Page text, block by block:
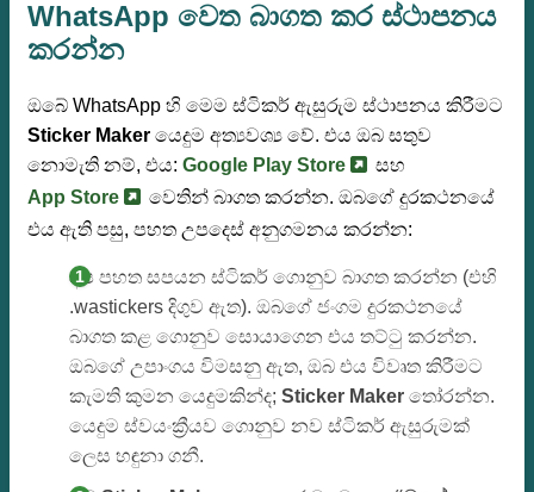
WhatsApp වෙත බාගත කර ස්ථාපනය
කරන්න
ඔබේ WhatsApp හි මෙම ස්ටිකර් ඇසුරුම ස්ථාපනය කිරීමට
Sticker Maker යෙදුම අත්‍යවශ්‍ය වේ. එය ඔබ සතුව
නොමැති නම්, එය: Google Play Store
සහ
App Store
වෙතින් බාගත කරන්න. ඔබගේ දුරකථනයේ
එය ඇති පසු, පහත උපදෙස් අනුගමනය කරන්න:
අප පහත සපයන ස්ටිකර් ගොනුව බාගත කරන්න (එහි
.wastickers දිගුව ඇත). ඔබගේ ජංගම දුරකථනයේ
බාගත කළ ගොනුව සොයාගෙන එය තට්ටු කරන්න.
ඔබගේ උපාංගය විමසනු ඇත, ඔබ එය විවෘත කිරීමට
කැමති කුමන යෙදුමකින්ද; Sticker Maker තෝරන්න.
යෙදුම ස්වයංක්‍රීයව ගොනුව නව ස්ටිකර් ඇසුරුමක්
ලෙස හඳුනා ගනී.